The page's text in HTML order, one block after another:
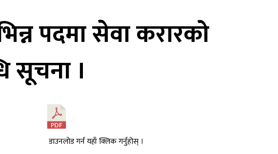
पदमा सेवा करारको
सूचना ।
डाउनलोड गर्न यहाँ क्लिक गर्नुहोस् ।